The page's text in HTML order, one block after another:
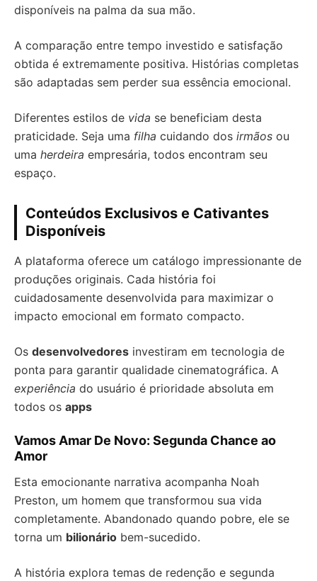
disponíveis na palma da sua mão.
A comparação entre tempo investido e satisfação
obtida é extremamente positiva. Histórias completas
são adaptadas sem perder sua essência emocional.
Diferentes estilos de vida se beneficiam desta
praticidade. Seja uma filha cuidando dos irmãos ou
uma herdeira empresária, todos encontram seu
espaço.
Conteúdos Exclusivos e Cativantes
Disponíveis
A plataforma oferece um catálogo impressionante de
produções originais. Cada história foi
cuidadosamente desenvolvida para maximizar o
impacto emocional em formato compacto.
Os desenvolvedores investiram em tecnologia de
ponta para garantir qualidade cinematográfica. A
experiência do usuário é prioridade absoluta em
todos os apps
Vamos Amar De Novo: Segunda Chance ao
Amor
Esta emocionante narrativa acompanha Noah
Preston, um homem que transformou sua vida
completamente. Abandonado quando pobre, ele se
torna um bilionário bem-sucedido.
A história explora temas de redenção e segunda